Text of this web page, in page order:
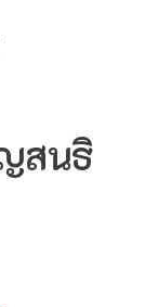
สนธิ